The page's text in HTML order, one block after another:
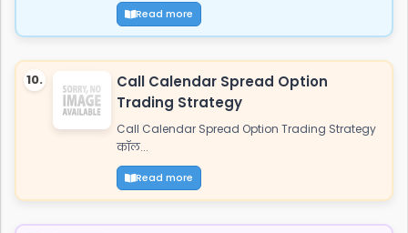
Read more
10.
Call Calendar Spread Option
Trading Strategy
Call Calendar Spread Option Trading Strategy
कॉल...
Read more